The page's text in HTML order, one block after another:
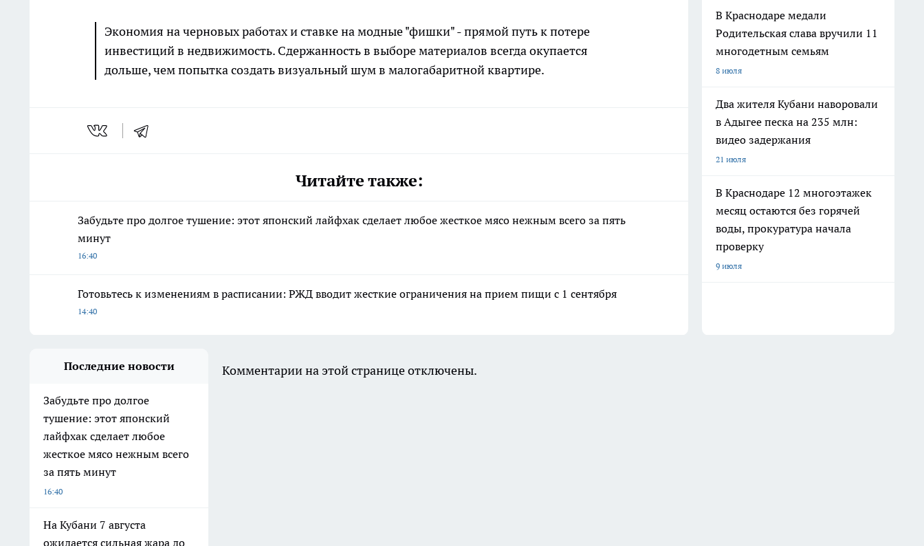
Экономия на черновых работах и ставке на модные "фишки" - прямой путь к потере
инвестиций в недвижимость. Сдержанность в выборе материалов всегда окупается
дольше, чем попытка создать визуальный шум в малогабаритной квартире.
Читайте также:
Забудьте про долгое тушение: этот японский лайфхак сделает любое жесткое мясо нежным всего за пять
минут
16:40
Готовьтесь к изменениям в расписании: РЖД вводит жесткие ограничения на прием пищи с 1 сентября
14:40
В Краснодаре медали
Родительская слава вручили 11
многодетным семьям
8 июля
Два жителя Кубани наворовали
в Адыгее песка на 235 млн:
видео задержания
21 июля
В Краснодаре 12 многоэтажек
месяц остаются без горячей
воды, прокуратура начала
проверку
9 июля
Последние новости
Забудьте про долгое
тушение: этот японский
лайфхак сделает любое
жесткое мясо нежным всего
за пять минут
16:40
На Кубани 7 августа
ожидается сильная жара до
Комментарии на этой странице отключены.